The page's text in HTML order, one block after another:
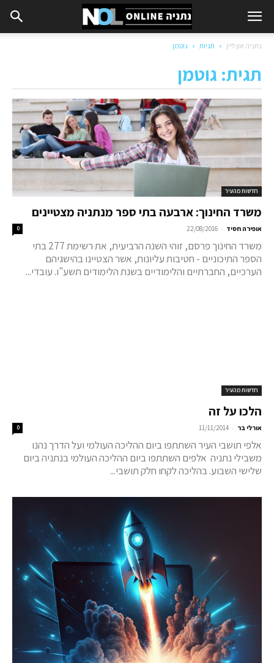
נתניה און ליין תגיות גוטמן
תגית: גוטמן
חדשות מהעיר
משרד החינוך: ארבעה בתי ספר מנתניה מצטיינים
אופירה חסיד -
22/08/2016
0
משרד החינוך פרסם, זוהי השנה הרביעית, את רשימת 277 בתי
הספר התיכוניים - חטיבות עליונות, אשר הצטיינו בהישגיהם
הערכיים, החברתיים והלימודיים בשנת הלימודים תשע"ו. עובדי...
חדשות מהעיר
הלכו על זה
אורלי בר -
11/11/2014
0
אלפי תושבי העיר השתתפו ביום ההליכה העולמי ועל הדרך נהנו
משבילי נתניה אלפים השתתפו ביום ההליכה העולמי בנתניה ביום
שלישי השבוע. בהליכה לקחו חלק תושבי...